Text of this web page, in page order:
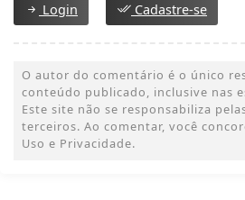
Login Cadastre-se
O autor do comentário é o único
conteúdo publicado, inclusive nas
Este site não se responsabiliza
terceiros. Ao comentar, você
Uso e Privacidade.